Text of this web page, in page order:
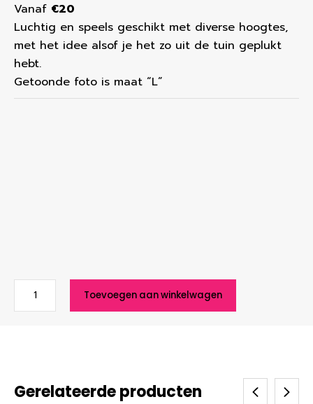
Vanaf €20
Luchtig en speels geschikt met diverse hoogtes,
met het idee alsof je het zo uit de tuin geplukt
hebt.
Getoonde foto is maat “L”
Rond
Toevoegen aan winkelwagen
Gerelateerde producten